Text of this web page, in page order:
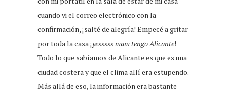
cuando vi el correo electrónico con la
confirmación, ¡salté de alegría! Empecé a gritar
por toda la casa ¡yesssss mam tengo Alicante!
Todo lo que sabíamos de Alicante es que es una
ciudad costera y que el clima allí era estupendo.
Más allá de eso, la información era bastante